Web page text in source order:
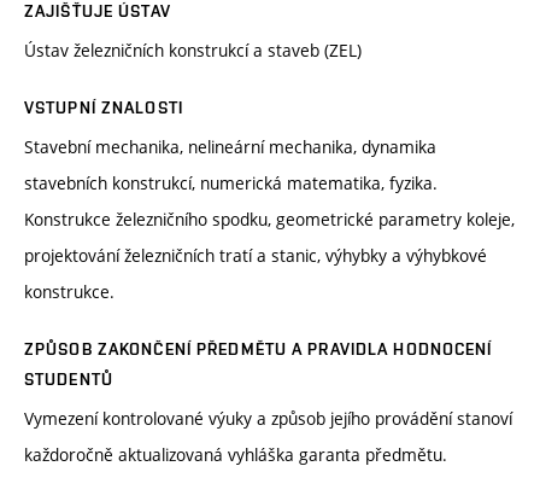
ZAJIŠŤUJE ÚSTAV
Ústav železničních konstrukcí a staveb (ZEL)
VSTUPNÍ ZNALOSTI
Stavební mechanika, nelineární mechanika, dynamika
stavebních konstrukcí, numerická matematika, fyzika.
Konstrukce železničního spodku, geometrické parametry koleje,
projektování železničních tratí a stanic, výhybky a výhybkové
konstrukce.
ZPŮSOB ZAKONČENÍ PŘEDMĚTU A PRAVIDLA HODNOCENÍ
STUDENTŮ
Vymezení kontrolované výuky a způsob jejího provádění stanoví
každoročně aktualizovaná vyhláška garanta předmětu.